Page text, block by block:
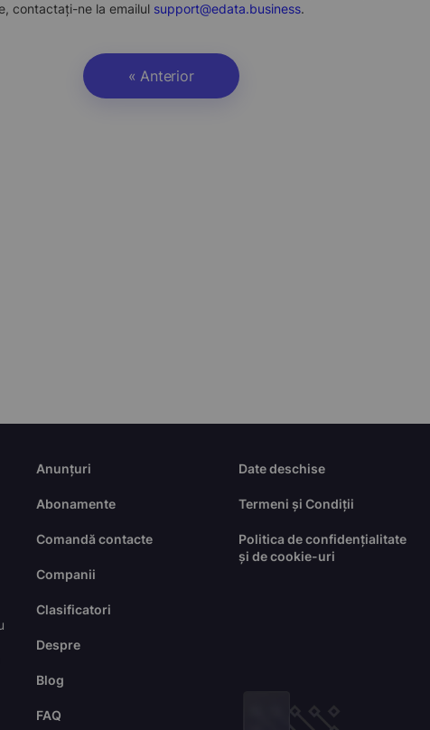
contactați-ne la emailul support@edata.business.
« Anterior
Anunțuri
Abonamente
Comandă contacte
Companii
Clasificatori
Despre
Blog
FAQ
Date deschise
Termeni și Condiții
Politica de confidențialitate
și de cookie-uri